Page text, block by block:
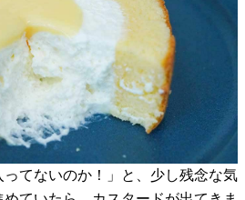
ってないのか！」と、少し残念な気